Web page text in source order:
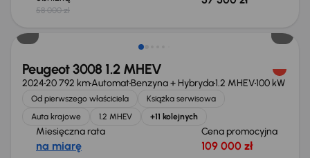
58 000 zł
Od nowego taniej o 32 999 zł
Peugeot 3008 1.2 MHEV
202420 792 kmAutomatBenzyna + Hybryda1.2 MHEV100 kW
Od pierwszego właściciela
Książka serwisowa
Auta krajowe
1.2 MHEV +11 kolejnych
Miesięczna rata
na miarę
Cena promocyjna
109 000 zł